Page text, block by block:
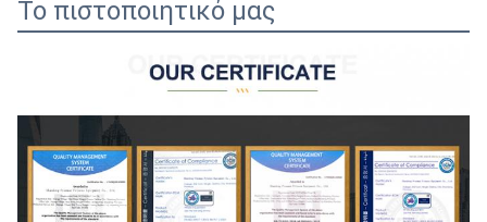
Το πιστοποιητικό μας